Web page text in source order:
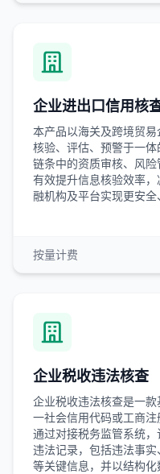
企业进出口信用核
本产品以海关及跨境贸易
核验、评估、预警于一
链条中的资质审核、风
有效提升信息核验效率
融机构及平台实现更安
按量计费
企业税收违法核查
企业税收违法核查是一
一社会信用代码或工商注
通过对接税务监管系统
违法记录，包括违法事
等关键信息，并以结构